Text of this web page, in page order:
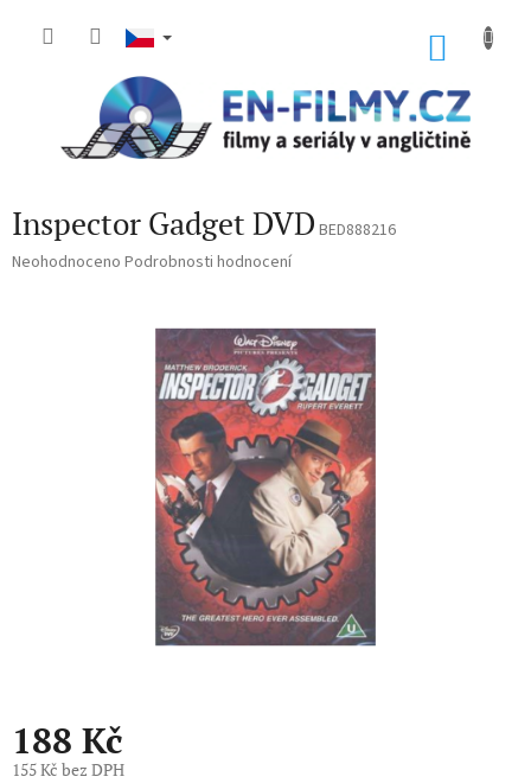
Inspector Gadget DVD BED888216
Průměrné
Neohodnoceno Podrobnosti hodnocení
188 Kč
155 Kč bez DPH